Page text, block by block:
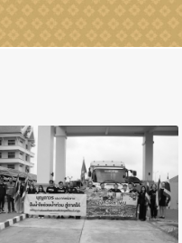
ข่าวประชาสัมพันธ์